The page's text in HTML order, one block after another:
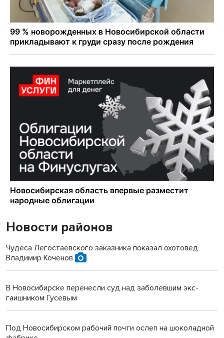
Новости районов
Чудеса Легостаевского заказника показал охотовед
Владимир Коченов
В Новосибирске перенесли суд над заболевшим экс-
гаишником Гусевым
Под Новосибирском рабочий почти ослеп на шоколадной